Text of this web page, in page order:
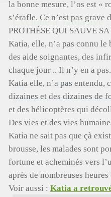
la bonne mesure, l’os est «
s’érafle. Ce n’est pas
PROTHÈSE QUI SAUVE
Katia, elle, n’a pas connu le
des aide soignantes, des
chaque jour .. Il n’y en a pas.
Katia elle, n’a pas entendu,
dizaines et des dizaines de
et des hélicoptères qui
Des vies et des vies
Katia ne sait pas que çà
brousse, les malades sont
fortune et acheminés vers
après de nombreuses
Voir aussi : Katia a
Cyclone à Tamatave
Pour aider nos enfants,
détresse suite au cyclone,
campagne de dons:
https://
gardoise-terre-des-
Vous pouvez aussi envoyer
des Enfants, chez Mme
30310 VERGEZE
ou nous réclamer un rib si
virement ( à